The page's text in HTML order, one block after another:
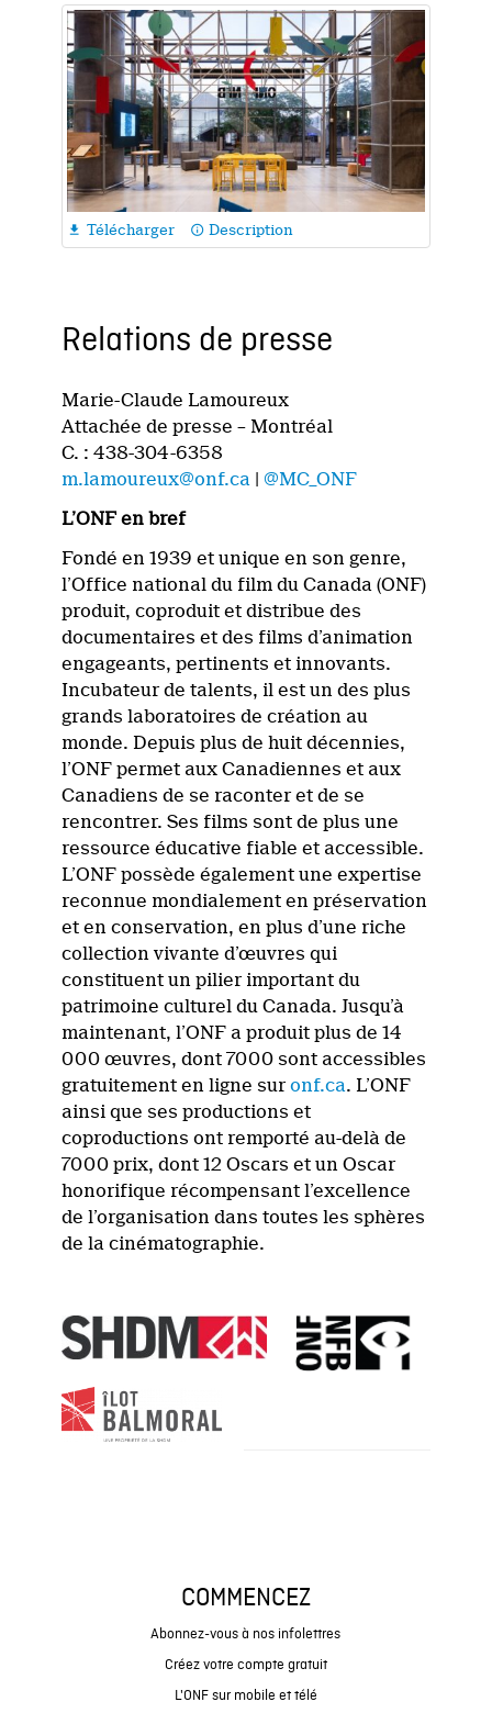
 Télécharger info_outline Description
Relations de presse
Marie-Claude Lamoureux
Attachée de presse – Montréal
C. : 438-304-6358
m.lamoureux@onf.ca |@MC_ONF
L’ONF en bref
Fondé en 1939 et unique en son genre,
l’Office national du film du Canada (ONF)
produit, coproduit et distribue des
documentaires et des films d’animation
engageants, pertinents et innovants.
Incubateur de talents, il est un des plus
grands laboratoires de création au
monde. Depuis plus de huit décennies,
l’ONF permet aux Canadiennes et aux
Canadiens de se raconter et de se
rencontrer. Ses films sont de plus une
ressource éducative fiable et accessible.
L’ONF possède également une expertise
reconnue mondialement en préservation
et en conservation, en plus d’une riche
collection vivante d’œuvres qui
constituent un pilier important du
patrimoine culturel du Canada. Jusqu’à
maintenant, l’ONF a produit plus de 14
000 œuvres, dont 7000 sont accessibles
gratuitement en ligne suronf.ca. L’ONF
ainsi que ses productions et
coproductions ont remporté au-delà de
7000 prix, dont 12 Oscars et un Oscar
honorifique récompensant l’excellence
de l’organisation dans toutes les sphères
de la cinématographie.
COMMENCEZ
Abonnez-vous à nos infolettres
Créez votre compte gratuit
L'ONF sur mobile et télé